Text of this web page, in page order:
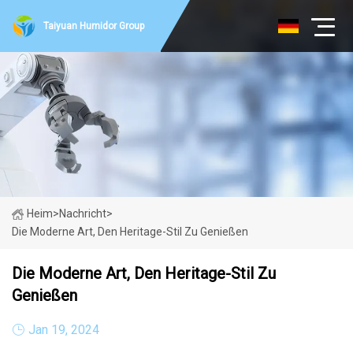
Taiyuan Humidor Group
Heim>Nachricht>
Die Moderne Art, Den Heritage-Stil Zu Genießen
Die Moderne Art, Den Heritage-Stil Zu
Genießen
Jan 19, 2024